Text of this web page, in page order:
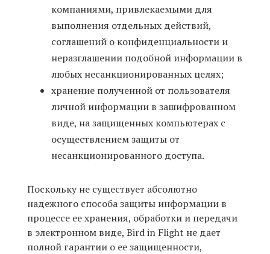
компаниями, привлекаемыми для
выполнения отдельных действий,
соглашений о конфиденциальности и
неразглашении подобной информации в
любых несанкционированных целях;
хранение полученной от пользователя
личной информации в зашифрованном
виде, на защищенных компьютерах с
осуществлением защиты от
несанкционированного доступа.
Поскольку не существует абсолютно
надежного способа защиты информации в
процессе ее хранения, обработки и передачи
в электронном виде, Bird in Flight не дает
полной гарантии о ее защищенности,